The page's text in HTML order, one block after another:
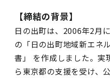
【締結の背景】
日の出町は、2006年2月
の「日の出町地域新エネ
書」 を作成しました。実
ら東京都の支援を受け、